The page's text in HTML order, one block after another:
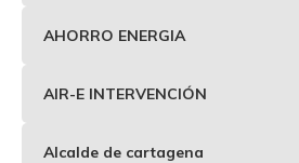
AHORRO ENERGIA
AIR-E INTERVENCIÓN
Alcalde de cartagena